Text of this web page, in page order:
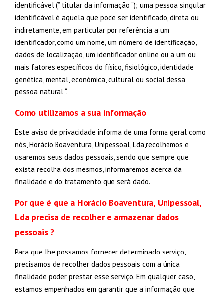
identificável (” titular da informação “); uma pessoa singular
identificável é aquela que pode ser identificado, direta ou
indiretamente, em particular por referência a um
identificador, como um nome, um número de identificação,
dados de localização, um identificador online ou a um ou
mais fatores específicos do físico, fisiológico, identidade
genética, mental, económica, cultural ou social dessa
pessoa natural “.
Como utilizamos a sua informação
Este aviso de privacidade informa de uma forma geral como
nós, Horácio Boaventura, Unipessoal, Lda,recolhemos e
usaremos seus dados pessoais, sendo que sempre que
exista recolha dos mesmos, informaremos acerca da
finalidade e do tratamento que será dado.
Por que é que a Horácio Boaventura, Unipessoal,
Lda precisa de recolher e armazenar dados
pessoais ?
Para que lhe possamos fornecer determinado serviço,
precisamos de recolher dados pessoais com a única
finalidade poder prestar esse serviço. Em qualquer caso,
estamos empenhados em garantir que a informação que